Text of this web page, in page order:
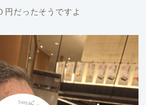
円だったそうですよ